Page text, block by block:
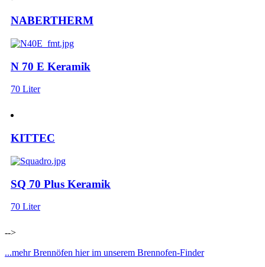
NABERTHERM
N 70 E Keramik
70 Liter
KITTEC
SQ 70 Plus Keramik
70 Liter
-->
...mehr Brennöfen hier im unserem Brennofen-Finder